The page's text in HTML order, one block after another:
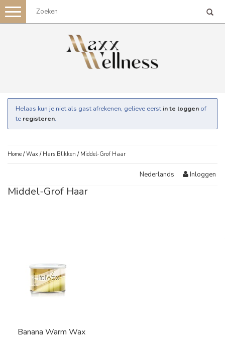
Toggle
navigation
Helaas kun je niet als gast afrekenen, gelieve eerst in te loggen of
te registeren.
Home /Wax / Hars Blikken / Middel-Grof Haar
Nederlands Inloggen
Middel-Grof Haar
Banana Warm Wax